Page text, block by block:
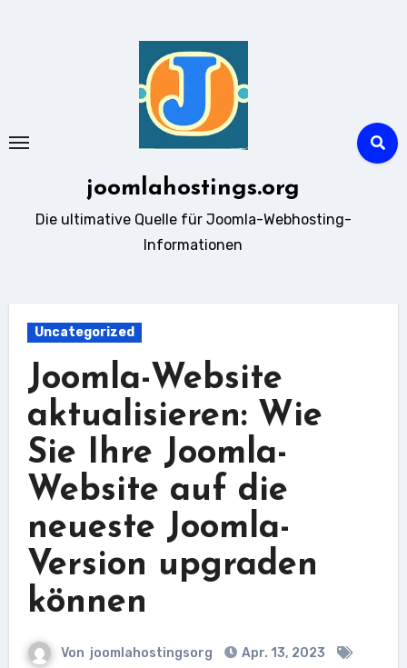
joomlahostings.org
Die ultimative Quelle für Joomla-Webhosting-
Informationen
Uncategorized
Joomla-Website
aktualisieren: Wie
Sie Ihre Joomla-
Website auf die
neueste Joomla-
Version upgraden
können
Von joomlahostingsorg
Apr. 13, 2023